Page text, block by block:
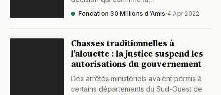
Fondation 30 Millions d'Amis ·4 Apr 2022
Chasses traditionnelles à
l’alouette : la justice suspend les
autorisations du gouvernement
Des arrêtés ministériels avaient permis à
certains départements du Sud-Ouest de